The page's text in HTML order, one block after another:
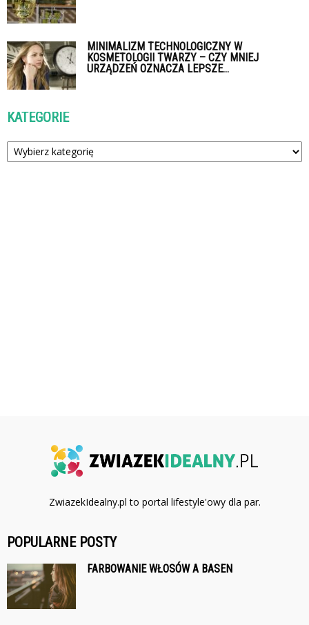
MINIMALIZM TECHNOLOGICZNY W
KOSMETOLOGII TWARZY – CZY MNIEJ
URZĄDZEŃ OZNACZA LEPSZE...
KATEGORIE
Kategorie
ZwiazekIdealny.pl to portal lifestyle'owy dla par.
POPULARNE POSTY
FARBOWANIE WŁOSÓW A BASEN